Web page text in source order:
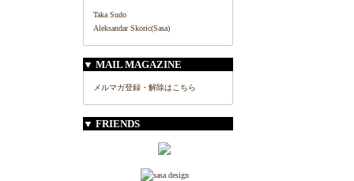
Taka Sudo
Aleksandar Skoric(Sasa)
▼ MAIL MAGAZINE
メルマガ登録・解除はこちら
▼ FRIENDS